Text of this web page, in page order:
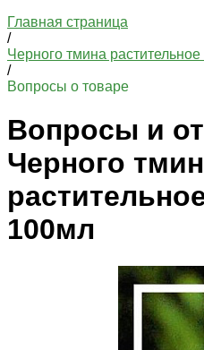
Главная страница
/
Черного тмина
/
Вопросы о товаре
Вопросы и
Черного
100мл